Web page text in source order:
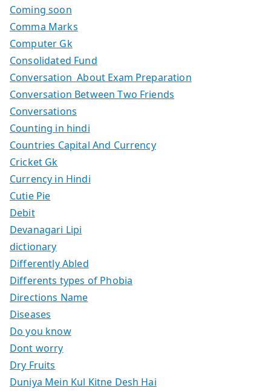
Coming soon
Comma Marks
Computer Gk
Consolidated Fund
Conversation About Exam Preparation
Conversation Between Two Friends
Conversations
Counting in hindi
Countries Capital And Currency
Cricket Gk
Currency in Hindi
Cutie Pie
Debit
Devanagari Lipi
dictionary
Differently Abled
Differents types of Phobia
Directions Name
Diseases
Do you know
Dont worry
Dry Fruits
Duniya Mein Kul Kitne Desh Hai